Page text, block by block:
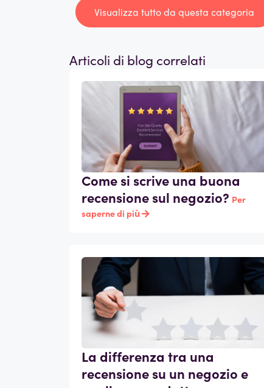
Visualizza tutto da questa categoria
Articoli di blog correlati
Come si scrive una buona
recensione sul negozio? Per
saperne di più
La differenza tra una
recensione su un negozio e